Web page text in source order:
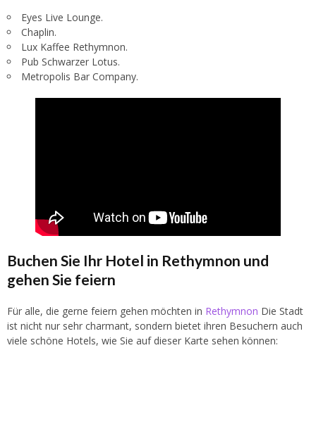
Eyes Live Lounge.
Chaplin.
Lux Kaffee Rethymnon.
Pub Schwarzer Lotus.
Metropolis Bar Company.
Buchen Sie Ihr Hotel in Rethymnon und
gehen Sie feiern
Für alle, die gerne feiern gehen möchten in Rethymnon Die Stadt
ist nicht nur sehr charmant, sondern bietet ihren Besuchern auch
viele schöne Hotels, wie Sie auf dieser Karte sehen können: